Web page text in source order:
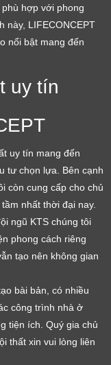
hợp với phong
này, LIFECONCEPT
nổi bật mang đến
uy tín
uy tín mang đến
tư chọn lựa. Bên cạnh
còn cung cấp cho chủ
nhất thời đại nay.
ngũ KTS chúng tôi
phong cách riêng
tạo nên không gian
bài bản, có nhiều
công trình nhà ở
tiện ích. Quý gia chủ
thất xin vui lòng liên